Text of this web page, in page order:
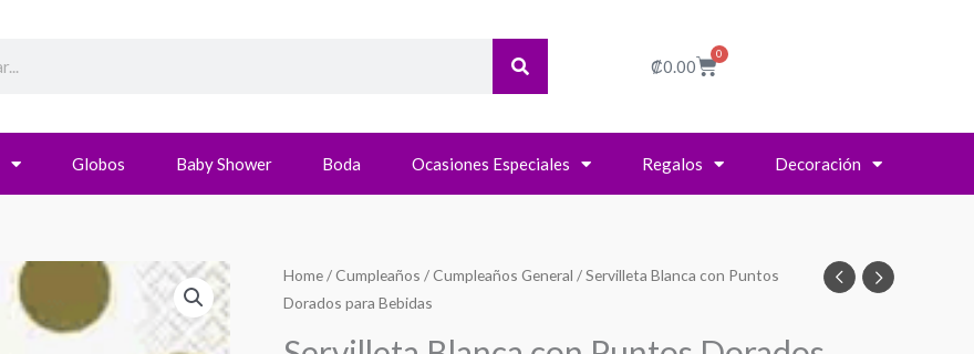
₡0.00
0
Cart
Globos Baby Shower Boda Ocasiones Especiales Regalos Decoración
Home/Cumpleaños /Cumpleaños General / Servilleta Blanca con Puntos
Dorados para Bebidas